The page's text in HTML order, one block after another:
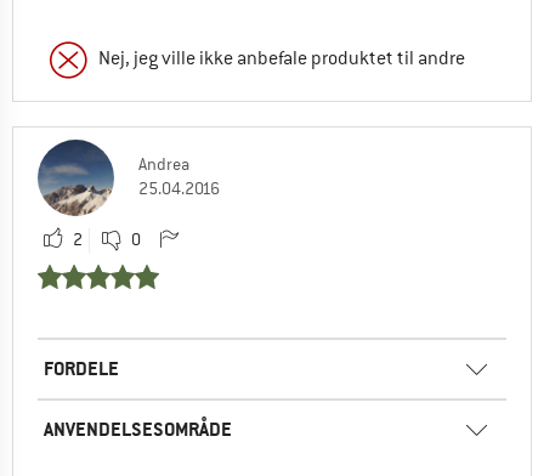
Nej, jeg ville ikke anbefale produktet til andre
Andrea
25.04.2016
2 0
FORDELE
ANVENDELSESOMRÅDE